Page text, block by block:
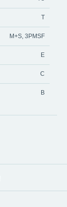
T
M+S, 3PMSF
E
C
B